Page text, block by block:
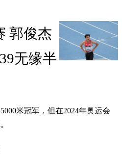
郭俊杰
无缘半
米冠军，但在2024年奥运会